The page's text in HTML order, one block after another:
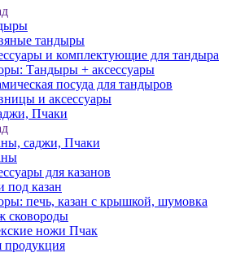
тандыры
и комплектующие для тандыра
Тандыры + аксессуары
посуда для тандыров
и аксессуары
Пчаки
саджи, Пчаки
для казанов
под казан
печь, казан с крышкой, шумовка
сковороды
ножи Пчак
продукция